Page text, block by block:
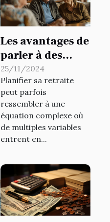
Les avantages de
parler à des
experts qualifiés
pour planifier
votre retraite
25/11/2024
Planifier sa retraite
peut parfois
ressembler à une
équation complexe où
de multiples variables
entrent en...